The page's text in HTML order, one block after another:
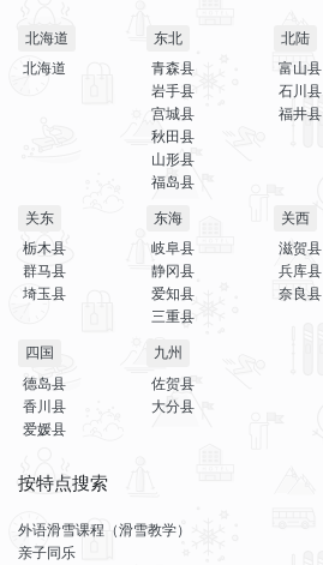
北海道
北海道
东北
青森县
岩手县
宫城县
秋田县
山形县
福岛县
北陆
富山县
石川县
福井县
关东
栃木县
群马县
埼玉县
东海
岐阜县
静冈县
爱知县
三重县
关西
滋贺县
兵库县
奈良县
四国
德岛县
香川县
爱媛县
九州
佐贺县
大分县
按特点搜索
外语滑雪课程（滑雪教学）
亲子同乐